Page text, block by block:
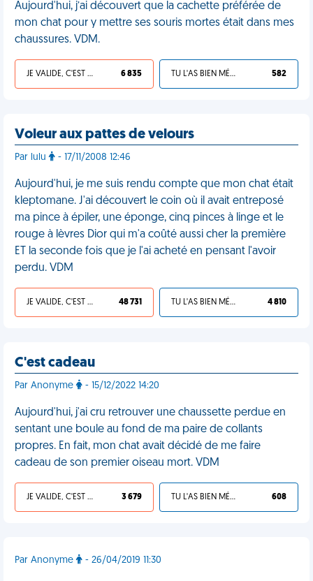
Aujourd'hui, j’ai découvert que la cachette préférée de
mon chat pour y mettre ses souris mortes était dans mes
chaussures. VDM.
JE VALIDE, C'EST UNE VDM 6 835 TU L'AS BIEN MÉRITÉ 582
Voleur aux pattes de velours
Par lulu - 17/11/2008 12:46
Aujourd'hui, je me suis rendu compte que mon chat était
kleptomane. J'ai découvert le coin où il avait entreposé
ma pince à épiler, une éponge, cinq pinces à linge et le
rouge à lèvres Dior qui m'a coûté aussi cher la première
ET la seconde fois que je l'ai acheté en pensant l'avoir
perdu. VDM
JE VALIDE, C'EST UNE VDM 48 731 TU L'AS BIEN MÉRITÉ 4 810
C'est cadeau
Par Anonyme - 15/12/2022 14:20
Aujourd'hui, j'ai cru retrouver une chaussette perdue en
sentant une boule au fond de ma paire de collants
propres. En fait, mon chat avait décidé de me faire
cadeau de son premier oiseau mort. VDM
JE VALIDE, C'EST UNE VDM 3 679 TU L'AS BIEN MÉRITÉ 608
Par Anonyme - 26/04/2019 11:30